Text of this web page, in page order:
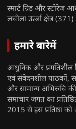
स्मार्ट ग्रिड और स्टोरेज
लचीला ऊर्जा क्षेत्र (371)
हमारे बारेमें
आधुनिक और प्रगतिशील
एवं संवेदनशील पाठकों,
और सामान्य अभिरुचि
समाचार जगत का
2015 से इस प्रतिष्ठा को